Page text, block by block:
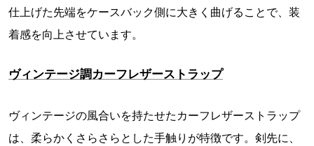
仕上げた先端をケースバック側に大きく曲げることで、装
着感を向上させています。
ヴィンテージ調カーフレザーストラップ
ヴィンテージの風合いを持たせたカーフレザーストラップ
は、柔らかくさらさらとした手触りが特徴です。剣先に、